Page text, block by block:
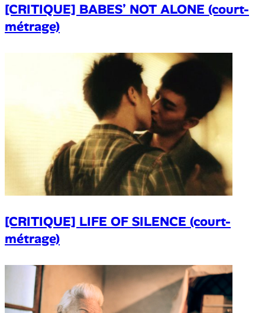
[CRITIQUE] BABES’ NOT ALONE (court-
métrage)
[CRITIQUE] LIFE OF SILENCE (court-
métrage)